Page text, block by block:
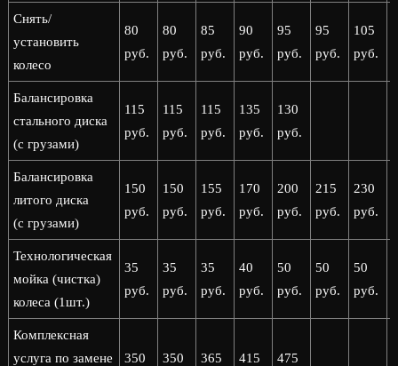
Снять/
установить
колесо
80
руб.
80
руб.
85
руб.
90
руб.
95
руб.
95
руб.
105
руб.
Балансировка
стального диска
(с грузами)
115
руб.
115
руб.
115
руб.
135
руб.
130
руб.
Балансировка
литого диска
(с грузами)
150
руб.
150
руб.
155
руб.
170
руб.
200
руб.
215
руб.
230
руб.
Технологическая
мойка (чистка)
колеса (1шт.)
35
руб.
35
руб.
35
руб.
40
руб.
50
руб.
50
руб.
50
руб.
Комплексная
услуга по замене
350
350
365
415
475